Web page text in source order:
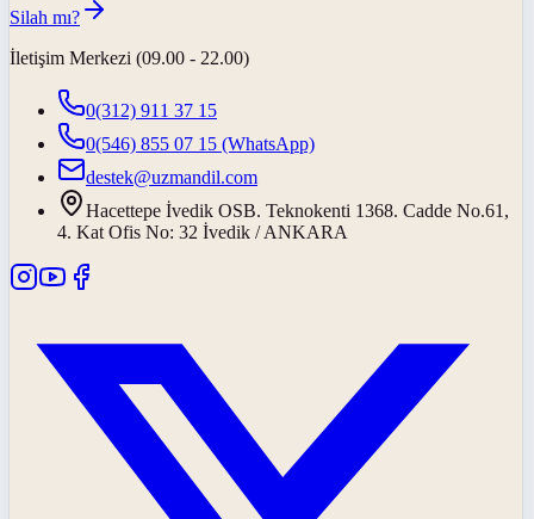
Silah mı?
İletişim Merkezi (09.00 - 22.00)
0(312) 911 37 15
0(546) 855 07 15 (WhatsApp)
destek@uzmandil.com
Hacettepe İvedik OSB. Teknokenti 1368. Cadde No.61,
4. Kat Ofis No: 32 İvedik / ANKARA